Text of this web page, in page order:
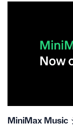
MiniMax Music